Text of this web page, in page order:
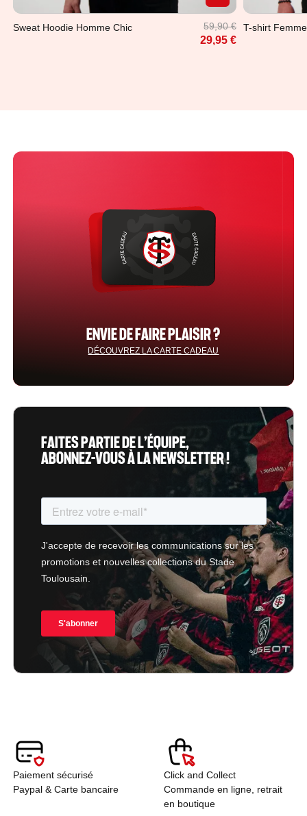
Sweat Hoodie Homme Chic 59,90 €
29,95 €
T-shirt
ENVIE DE FAIRE PLAISIR ?
DÉCOUVREZ LA CARTE CADEAU
FAITES PARTIE DE L’ÉQUIPE,
ABONNEZ-VOUS À LA NEWSLETTER !
Paiement sécurisé
Paypal & Carte bancaire
Click and Collect
Commande en ligne, retrait
en boutique